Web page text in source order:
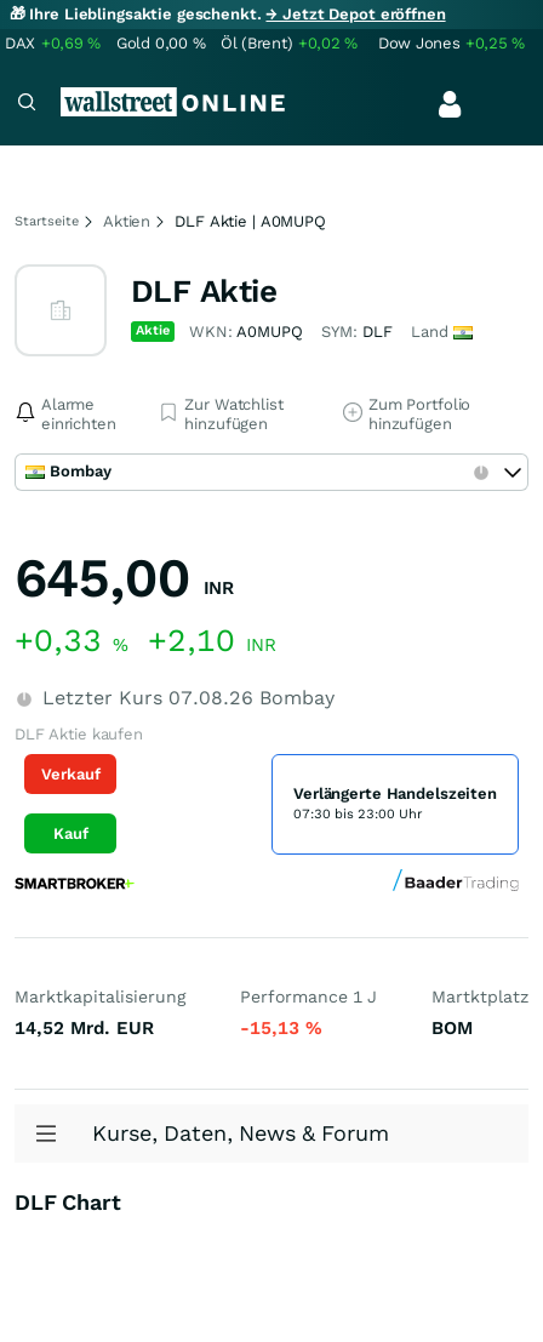
🎁 Ihre Lieblingsaktie geschenkt.→ Jetzt Depot eröffnen
DAX +0,69% Gold 0,00 % Öl (Brent) +0,02% Dow Jones +0,25%
Startseite Aktien DLF Aktie | A0MUPQ
DLF Aktie
Aktie WKN:A0MUPQ SYM: DLF Land
Alarme
einrichten
Zur Watchlist
hinzufügen
Zum Portfolio
hinzufügen
Bombay
645,00 INR
+0,33 % +2,10 INR
Letzter Kurs 07.08.26 Bombay
DLF Aktie kaufen
Verkauf
Kauf
Verlängerte Handelszeiten
07:30 bis 23:00 Uhr
Marktkapitalisierung
14,52 Mrd. EUR
Performance 1 J
-15,13 %
Martktplatz
BOM
Kurse, Daten, News & Forum
DLF Chart